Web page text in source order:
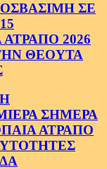
ΣΕ
2026
ΘΕΟΥΤΑ
ΣΗΜΕΡΑ
ΑΤΡΑΠΟ